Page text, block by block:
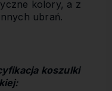
kolory, a z
ubrań.
koszulki
: